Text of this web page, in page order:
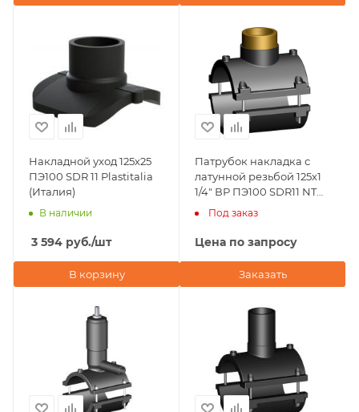
Накладной уход 125х25
ПЭ100 SDR 11 Plastitalia
(Италия)
В наличии
3 594 руб./шт
В корзину
Патрубок накладка с
латунной резьбой 125х1
1/4" ВР ПЭ100 SDR11 NTG
Plastik
Под заказ
Цена по запросу
Заказать